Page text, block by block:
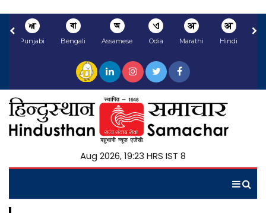
अ
Hindi
अ
Marathi
ଏ
Odia
অ
Assamese
বা
Bengali
ਅ
Punjabi
8 Aug 2026, 19:23 HRS IST